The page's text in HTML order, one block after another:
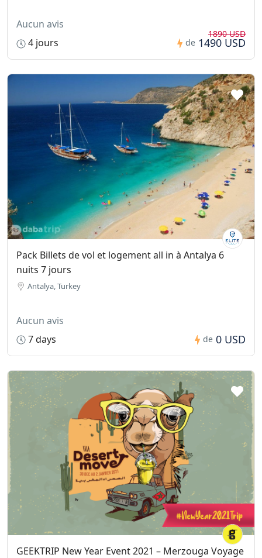
Aucun avis
4 jours
de
1890 USD
1490 USD
Pack Billets de vol et logement all in à Antalya 6
nuits 7 jours
Antalya, Turkey
Aucun avis
7 days
de 0 USD
GEEKTRIP New Year Event 2021 – Merzouga Voyage